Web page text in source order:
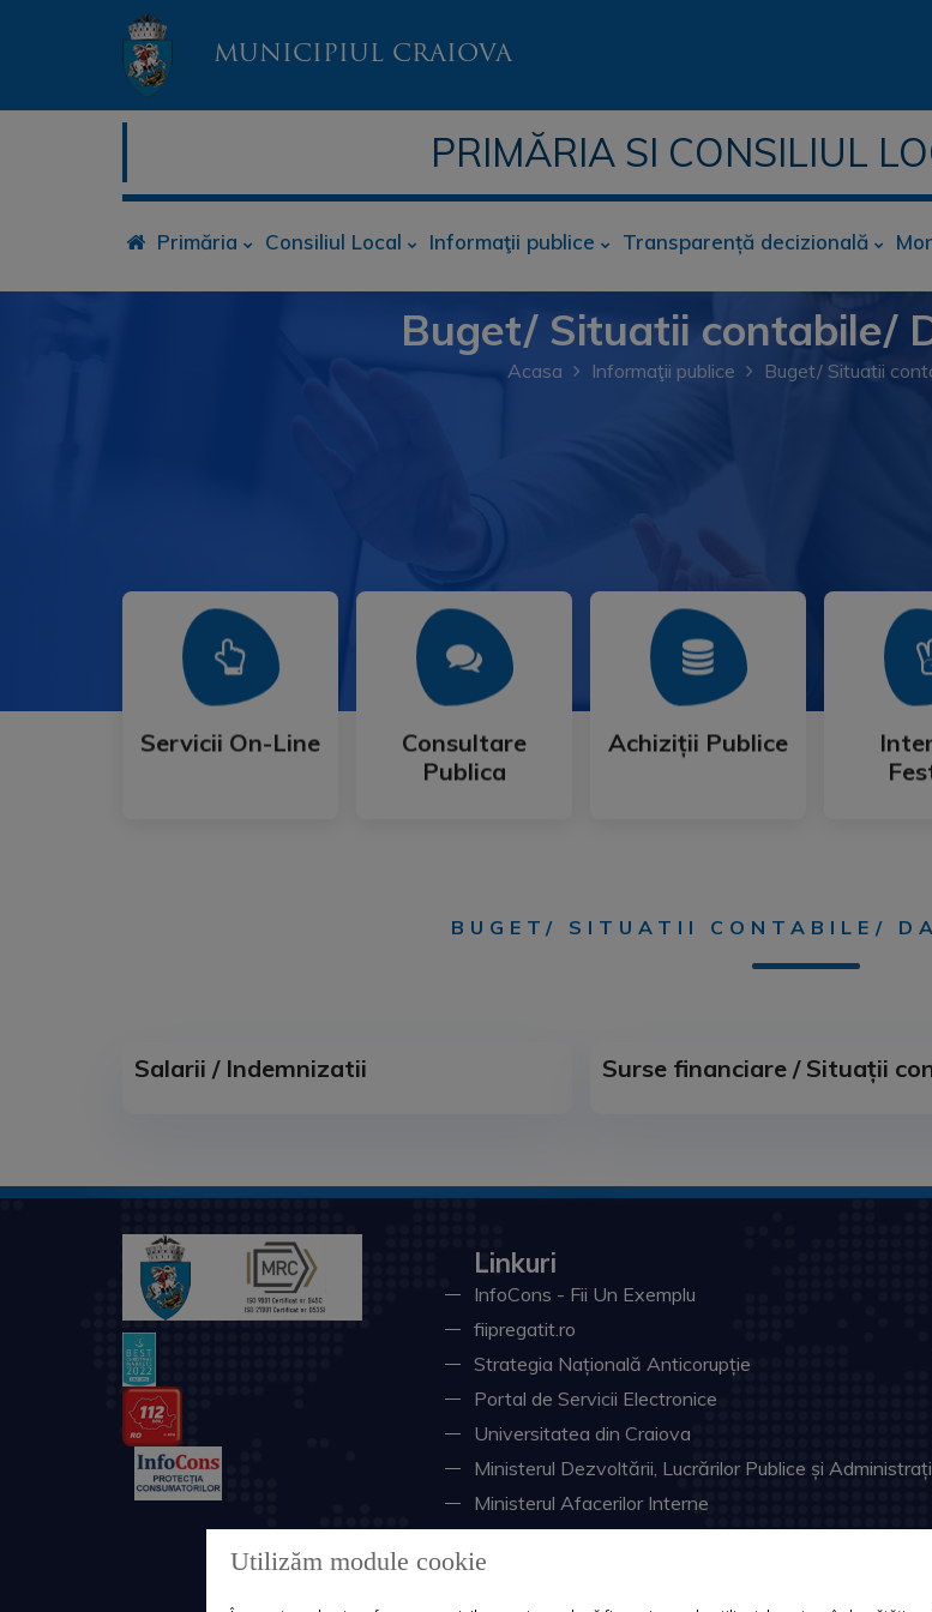
MUNICIPIUL CRAIOVA
PRIMĂRIA SI CONSILIUL
Primăria Consiliul Local Informaţii publice Transparență decizională
Buget/ Situatii contabile/
Acasa Informaţii publice Buget/ Situatii
Servicii On-Line
Servicii On-Line
Mai Mult
Consultare
Publica
Consultare
Publica
Mai Mult
Achiziții Publice
Achiziții Publice
Mai Mult
BUGET/ SITUATII CONTABILE/
Salarii / Indemnizatii Surse financiare / Situații
Linkuri
InfoCons - Fii Un Exemplu
fiipregatit.ro
Strategia Națională Anticorupție
Portal de Servicii Electronice
Universitatea din Craiova
Ministerul Dezvoltării, Lucrărilor Publice și
Ministerul Afacerilor Interne
Consiliul Judeţean Dolj
Sistemul Electronic Naţional
Utilizăm module cookie